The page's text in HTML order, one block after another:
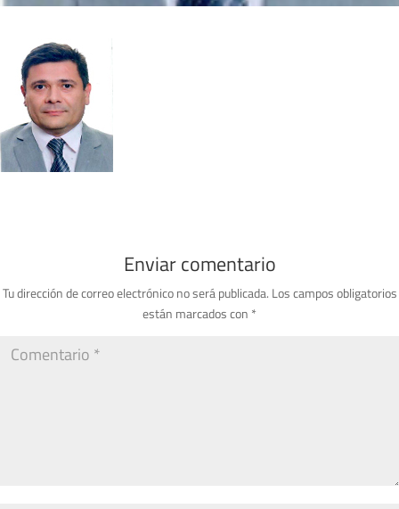
Enviar comentario
Tu dirección de correo electrónico no será publicada. Los campos obligatorios
están marcados con *